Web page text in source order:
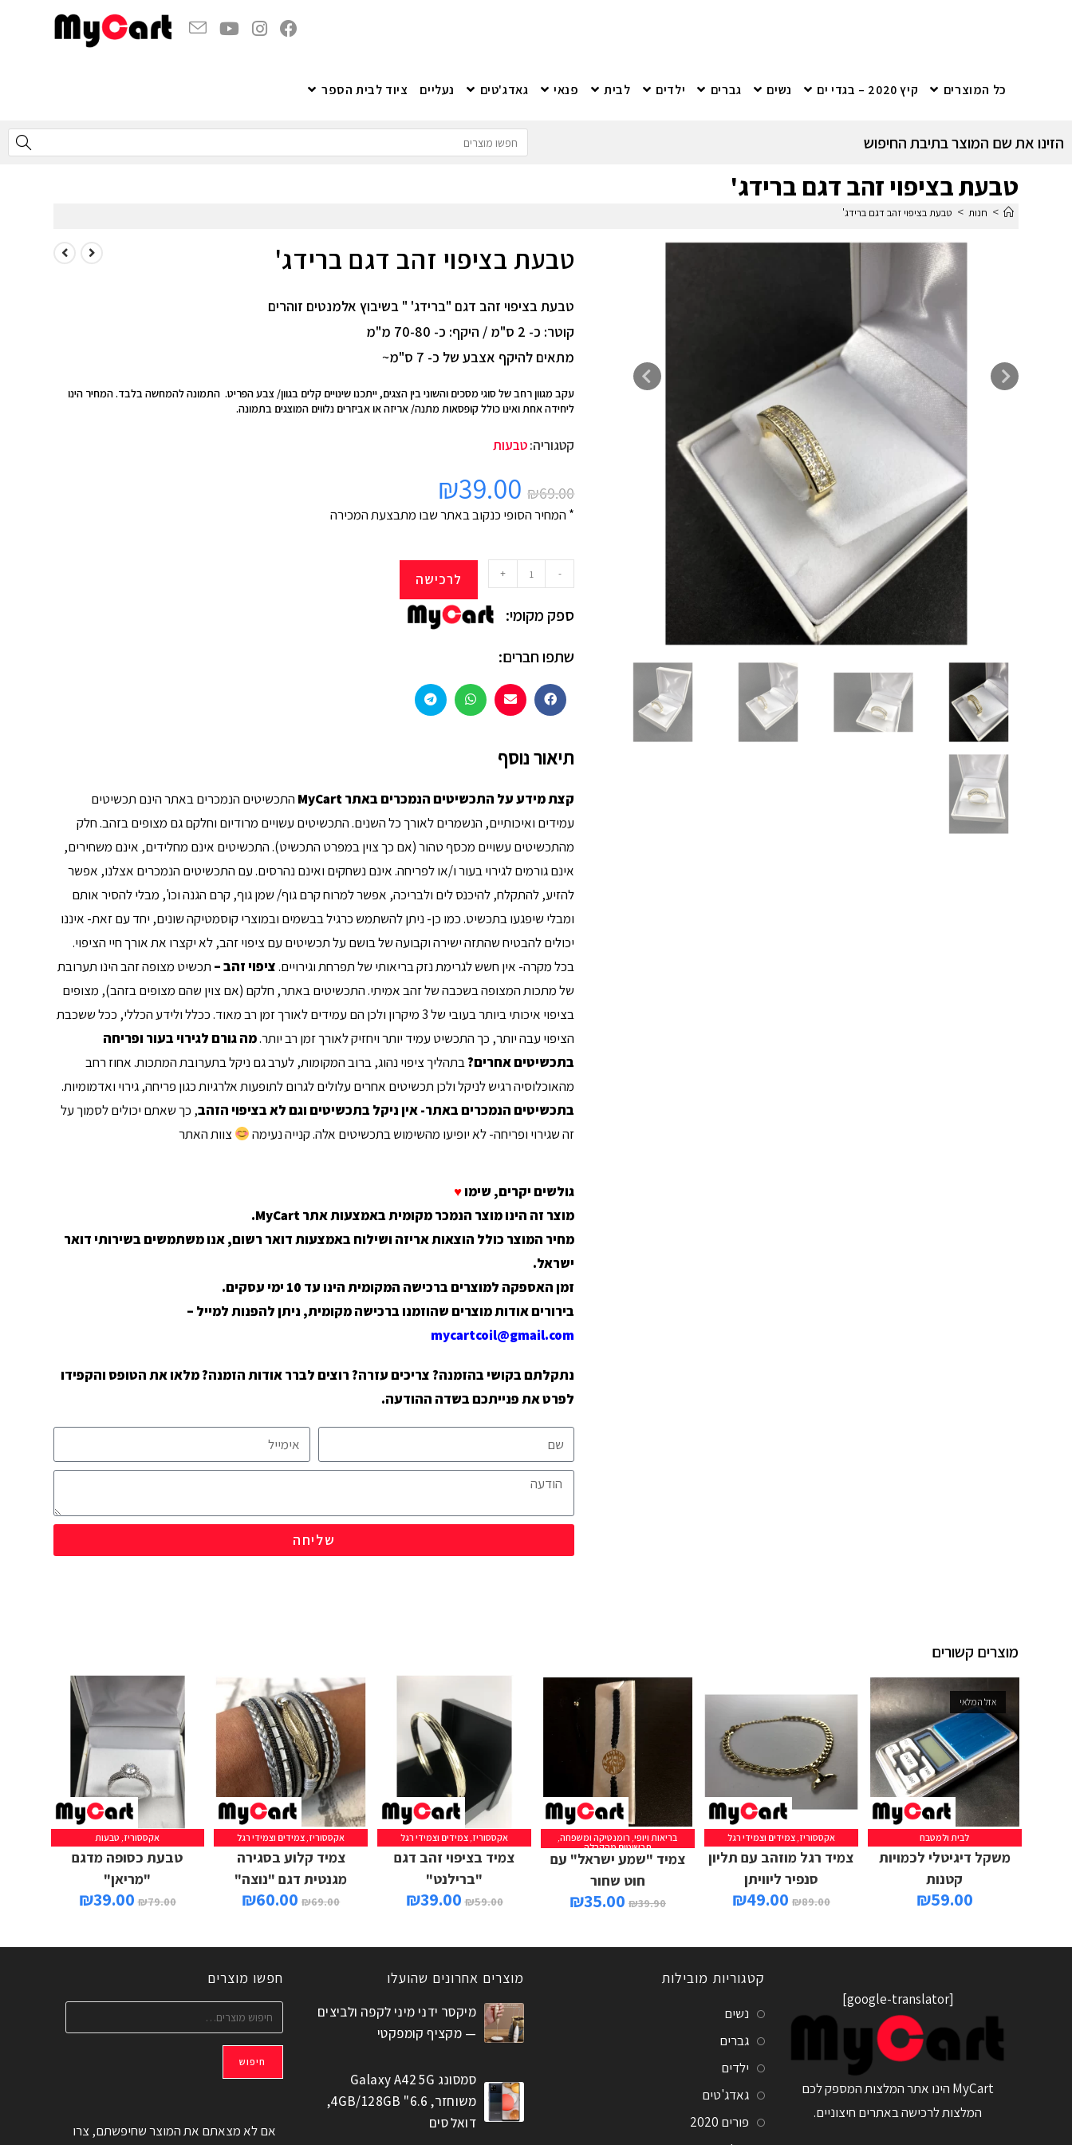
כל המוצרים קיץ 2020 – בגדי ים נשים גברים ילדים לבית פנאי גאדג'טים נעליים ציוד לבית הספר
הזינו את שם המוצר בתיבת החיפוש
טבעת בציפוי זהב דגם ברידג'
> חנות > טבעת בציפוי זהב דגם ברידג'
טבעת בציפוי זהב דגם ברידג'
טבעת בציפוי זהב דגם "ברידג' " בשיבוץ אלמנטים זוהרים
קוטר: כ- 2 ס"מ / היקף: כ- 70-80 מ"מ
מתאים להיקף אצבע של כ- 7 ס"מ~
עקב מגוון רחב של סוגי מסכים והשוני בין הצגים, ייתכנו שינויים קלים בגוון/ צבע הפריט. התמונה להמחשה בלבד. המחיר הינו
ליחידה אחת ואינו כולל קופסאות מתנה/ אריזה או אביזרים נלווים המוצגים בתמונה.
קטגוריה:טבעות
₪69.00
₪39.00
* המחיר הסופי כנקוב באתר שבו מתבצעת המכירה
-
+ לרכישה
ספק מקומי:
שתפו חברים:
תיאור נוסף
קצת מידע על התכשיטים הנמכרים באתר
התכשיטים הנמכרים באתר הינם תכשיטים
עמידים ואיכותיים, הנשמרים לאורך כל השנים. התכשיטים עשויים מרודיום וחלקם גם מצופים בזהב. חלק
מהתכשיטים עשויים מכסף טהור (אם כך צוין במפרט התכשיט). התכשיטים אינם מחלידים, אינם משחירים,
אינם גורמים לגירוי בעור ו/או לפריחה. אינם נשחקים ואינם נהרסים. עם התכשיטים הנמכרים אצלנו, אפשר
להזיע, להתקלח, להיכנס לים ולבריכה, אפשר למרוח קרם גוף/ שמן גוף, קרם הגנה וכו', מבלי להסיר אותם
ומבלי שיפגעו בתכשיט. כמו כן- ניתן להשתמש כרגיל בבשמים ובמוצרי קוסמטיקה שונים, יחד עם זאת- איננו
יכולים להבטיח שהתזה ישירה וקבועה של בושם על תכשיטים עם ציפוי זהב, לא יקצרו את אורך חיי הציפוי.
בכל מקרה- אין חשש לגרימת נזק בריאותי של תפרחת וגירויים.ציפוי זהב– תכשיט מצופה זהב הינו תערובת
של מתכות המצופה בשכבה של זהב אמיתי. התכשיטים באתר, חלקם (אם צוין שהם מצופים בזהב), מצופים
בציפוי איכותי ביותר בעובי של 3 מיקרון ולכן הם עמידים לאורך זמן רב מאוד. ככלל ולידע הכללי, ככל ששכבת
הציפוי עבה יותר, כך התכשיט עמיד יותר ויחזיק לאורך זמן רב יותר.מה גורם לגירוי בעור ופריחה
בתכשיטים אחרים?בתהליך ציפוי נהוג, ברוב המקומות, לערב גם ניקל בתערובת המתכות. אחוז רחב
מהאוכלוסיה רגיש לניקל ולכן תכשיטים אחרים עלולים לגרום לתופעות אלרגיות כגון פריחה, גירוי ואדמומיות.
בתכשיטים הנמכרים באתר- אין ניקל בתכשיטים וגם לא בציפוי הזהב, כך שאתם יכולים לסמוך על
זה שגירוי ופריחה- לא יופיעו מהשימוש בתכשיטים אלה. קנייה נעימה
צוות האתר
גולשים יקרים, שימו♥
מוצר זה הינו מוצר הנמכר מקומית באמצעות אתר MyCart.
מחיר המוצר כולל הוצאות אריזה ושילוח באמצעות דואר רשום, אנו משתמשים בשירותידואר
ישראל.
זמן האספקה למוצרים ברכישה המקומית הינועד 10 ימי עסקים
.
בירורים אודות מוצרים שהוזמנו ברכישה מקומית, ניתן להפנות למייל –
mycartcoil@gmail.com
נתקלתם בקושי בהזמנה? צריכים עזרה? רוצים לברר אודות הזמנה? מלאו את הטופס והקפידו
לפרט את פנייתכם בשדה ההודעה.
שליחה
מוצרים קשורים
אזל המלאי
מידע נוסף
לבית ולמטבח
משקל דיגיטלי לכמויות
קטנות
₪59.00
הוספה לסל
אקססוריז ,צמידים וצמידי רגל
צמיד רגל מוזהב עם תליון
סנפיר ליוויתן
₪89.00
₪49.00
הוספה לסל
בריאות ויופי, רומנטיקה ומשפחה,
תכשיטים מהקבלה
צמיד "שמע ישראל" עם
חוט שחור
₪39.90
₪35.00
הוספה לסל
אקססוריז צמידים וצמידי רגל
צמיד בציפוי זהב דגם
"ברילנט"
₪59.00
₪39.00
בחר אפשרויות
אקססוריז צמידים וצמידי רגל
צמיד קלוע בסגירה
מגנטית דגם "נוצה"
₪69.00
₪60.00
הוספה לסל
אקססוריז טבעות
טבעת כסופה מדגם
"מריאן"
₪79.00
₪39.00
[google-translator]
MyCart הינו אתר המלצות המספק לכם
המלצות לרכישה באתרים חיצוניים.
קטגוריות מובילות
נשים
גברים
ילדים
גאדג'טים
פורים 2020
מוצרים אחרונים שהועלו
מיקסר ידני מיני לקפה ולביצים
— מקציף קומפקטי
סמסונג Galaxy A42 5G
משוחזר, 6.6" 4GB/128GB,
דואל סים
חפשו מוצרים
חיפוש
אם לא מצאתם את המוצר שחיפשתם, צרו